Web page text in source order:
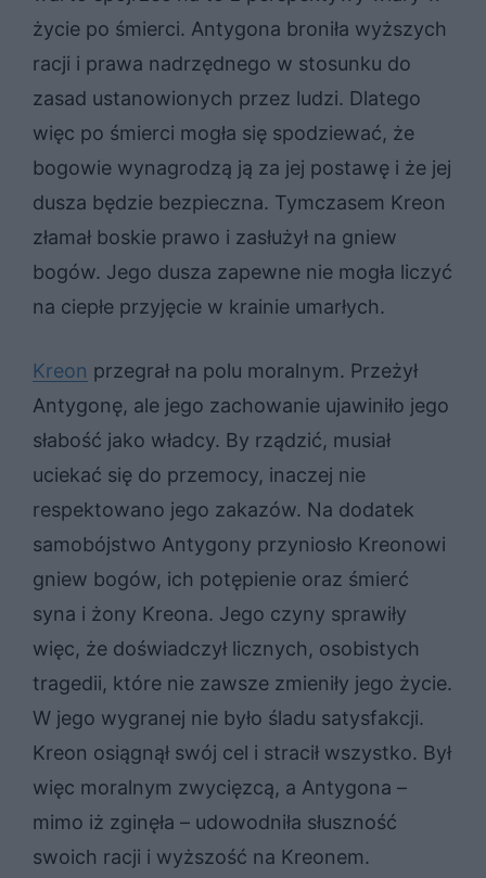
życie po śmierci. Antygona broniła wyższych
racji i prawa nadrzędnego w stosunku do
zasad ustanowionych przez ludzi. Dlatego
więc po śmierci mogła się spodziewać, że
bogowie wynagrodzą ją za jej postawę i że jej
dusza będzie bezpieczna. Tymczasem Kreon
złamał boskie prawo i zasłużył na gniew
bogów. Jego dusza zapewne nie mogła liczyć
na ciepłe przyjęcie w krainie umarłych.
Kreon przegrał na polu moralnym. Przeżył
Antygonę, ale jego zachowanie ujawiniło jego
słabość jako władcy. By rządzić, musiał
uciekać się do przemocy, inaczej nie
respektowano jego zakazów. Na dodatek
samobójstwo Antygony przyniosło Kreonowi
gniew bogów, ich potępienie oraz śmierć
syna i żony Kreona. Jego czyny sprawiły
więc, że doświadczył licznych, osobistych
tragedii, które nie zawsze zmieniły jego życie.
W jego wygranej nie było śladu satysfakcji.
Kreon osiągnął swój cel i stracił wszystko. Był
więc moralnym zwycięzcą, a Antygona –
mimo iż zginęła – udowodniła słuszność
swoich racji i wyższość na Kreonem.